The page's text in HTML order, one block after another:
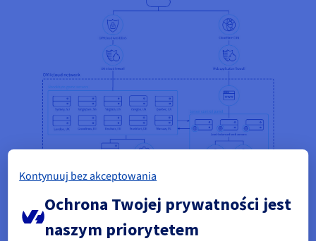
Kontynuuj bez akceptowania
Ochrona Twojej prywatności jest
naszym priorytetem